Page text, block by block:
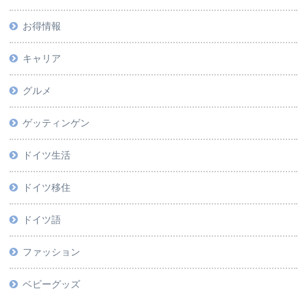
お得情報
キャリア
グルメ
ゲッティンゲン
ドイツ生活
ドイツ移住
ドイツ語
ファッション
ベビーグッズ